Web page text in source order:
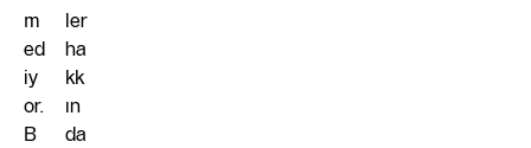
m
ed
iy
or.
B
ler
ha
kk
ın
da